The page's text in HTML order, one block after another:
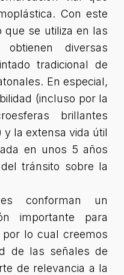
Con este
que se utiliza en las
diversas
tradicional de
En especial,
(incluso por la
brillantes
la extensa vida útil
en unos 5 años
tránsito sobre la
conforman un
importante para
lo cual creemos
de las señales de
de relevancia a la